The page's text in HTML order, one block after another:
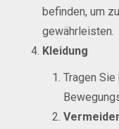
befinden, um
gewährleisten.
Kleidung
Tragen